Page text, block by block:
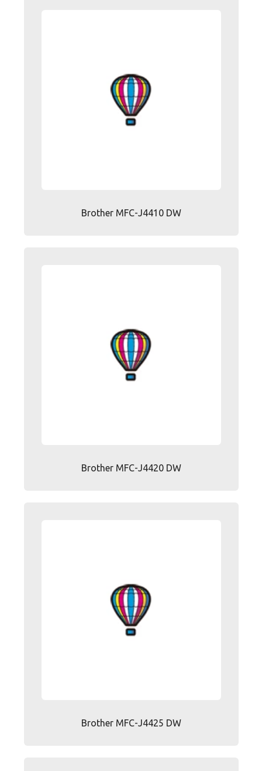
Brother MFC-J4410 DW
Brother MFC-J4420 DW
Brother MFC-J4425 DW